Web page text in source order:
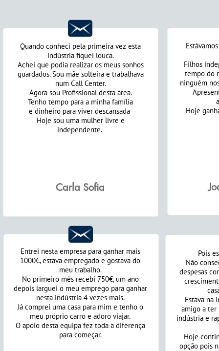
Quando conheci pela primeira vez esta
indústria fiquei louca.
Achei que podia realizar os meus sonhos
guardados. Sou mãe solteira e trabalhava
num Call Center.
Agora sou Profissional desta área.
Tenho tempo para a minha família
e dinheiro para viver descansada
Hoje sou uma mulher livre e
independente. ​​​​​​​
Carla Sofia
Filhos
tempo do
ninguém
Hoje
Entrei nesta empresa para ganhar mais
1000€, estava empregado e gostava do
meu trabalho.
No primeiro mês recebi 750€, um ano
depois larguei o meu emprego para ganhar
nesta indústria 4 vezes mais.
Já comprei uma casa para mim e tenho o
meu próprio carro e adoro viajar.
O apoio desta equipa fez toda a diferença
para começar.​​​​​​​
Pois
Não
despesas
Estava na
amigo a ter
indústria e
Hoje
opção pois